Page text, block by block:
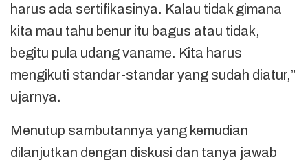
harus ada sertifikasinya. Kalau tidak gimana
kita mau tahu benur itu bagus atau tidak,
begitu pula udang vaname. Kita harus
mengikuti standar-standar yang sudah diatur,”
ujarnya.
Menutup sambutannya yang kemudian
dilanjutkan dengan diskusi dan tanya jawab